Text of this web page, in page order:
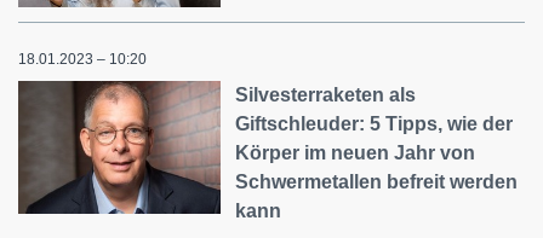
18.01.2023 – 10:20
Silvesterraketen als
Giftschleuder: 5 Tipps, wie der
Körper im neuen Jahr von
Schwermetallen befreit werden
kann